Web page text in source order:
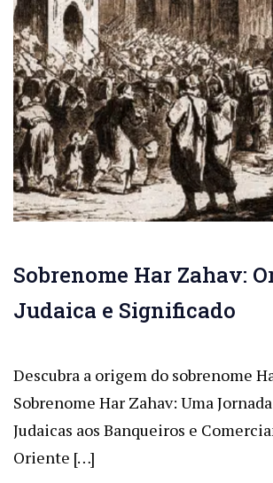
Sobrenome Har Zahav:
Judaica e Significado
Descubra a origem do sobrenome
Sobrenome Har Zahav: Uma
Judaicas aos Banqueiros e
Oriente […]